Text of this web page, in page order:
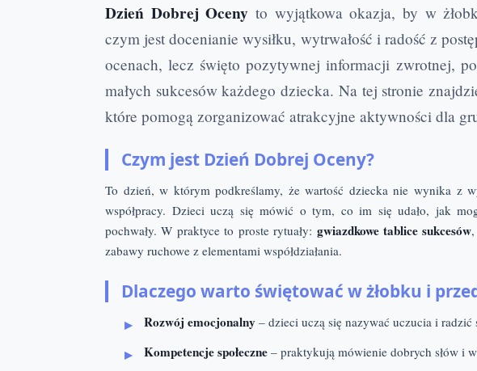
Dzień Dobrej Oceny to wyjątkowa okazja, by w
czym jest docenianie wysiłku, wytrwałość i radość z
ocenach, lecz święto pozytywnej informacji zwrotnej,
małych sukcesów każdego dziecka. Na tej stronie
które pomogą zorganizować atrakcyjne aktywności dla
Czym jest Dzień Dobrej Oceny?
To dzień, w którym podkreślamy, że wartość dziecka nie wynika z
współpracy. Dzieci uczą się mówić o tym, co im się udało, jak
pochwały. W praktyce to proste rytuały: gwiazdkowe tablice sukcesów,
zabawy ruchowe z elementami współdziałania.
Dlaczego warto świętować w żłobku i
Rozwój emocjonalny – dzieci uczą się nazywać uczucia i radzić
Kompetencje społeczne – praktykują mówienie dobrych słów i